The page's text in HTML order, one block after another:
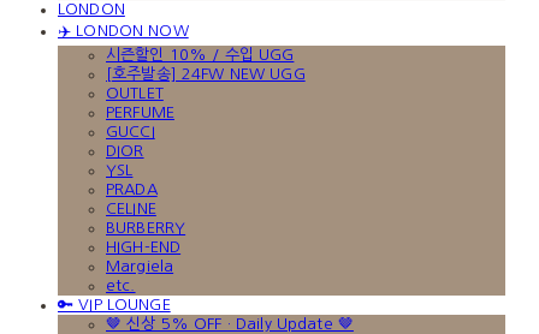
LONDON
✈️ LONDON NOW
시즌할인 10% / 수입 UGG
[호주발송] 24FW NEW UGG
OUTLET
PERFUME
GUCCI
DIOR
YSL
PRADA
CELINE
BURBERRY
HIGH-END
Margiela
etc.
🔑 VIP LOUNGE
🤎 신상 5% OFF · Daily Update 🤎